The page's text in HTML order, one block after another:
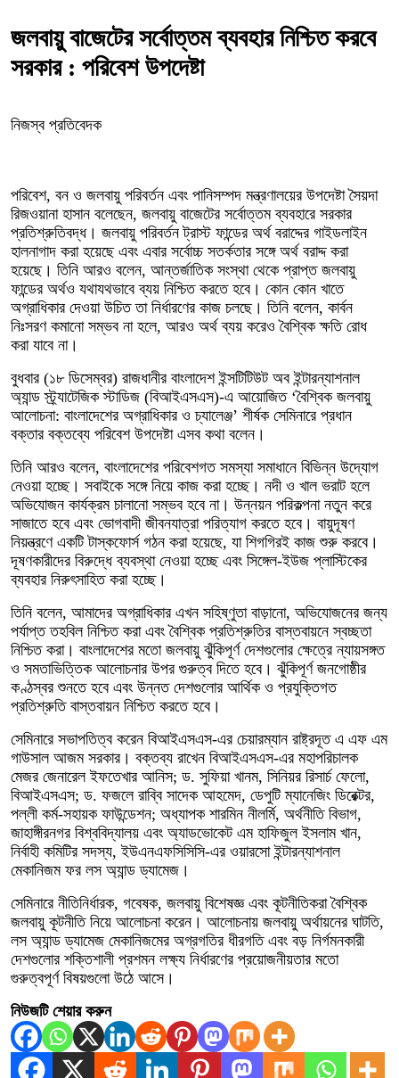
জলবায়ু বাজেটের সর্বোত্তম ব্যবহার নিশ্চিত করবে
সরকার : পরিবেশ উপদেষ্টা
নিজস্ব প্রতিবেদক
পরিবেশ, বন ও জলবায়ু পরিবর্তন এবং পানিসম্পদ মন্ত্রণালয়ের উপদেষ্টা সৈয়দা
রিজওয়ানা হাসান বলেছেন, জলবায়ু বাজেটের সর্বোত্তম ব্যবহারে সরকার
প্রতিশ্রুতিবদ্ধ। জলবায়ু পরিবর্তন ট্রাস্ট ফান্ডের অর্থ বরাদ্দের গাইডলাইন
হালনাগাদ করা হয়েছে এবং এবার সর্বোচ্চ সতর্কতার সঙ্গে অর্থ বরাদ্দ করা
হয়েছে। তিনি আরও বলেন, আন্তর্জাতিক সংস্থা থেকে প্রাপ্ত জলবায়ু
ফান্ডের অর্থও যথাযথভাবে ব্যয় নিশ্চিত করতে হবে। কোন কোন খাতে
অগ্রাধিকার দেওয়া উচিত তা নির্ধারণের কাজ চলছে। তিনি বলেন, কার্বন
নিঃসরণ কমানো সম্ভব না হলে, আরও অর্থ ব্যয় করেও বৈশ্বিক ক্ষতি রোধ
করা যাবে না।
বুধবার (১৮ ডিসেম্বর) রাজধানীর বাংলাদেশ ইন্সটিটিউট অব ইন্টারন্যাশনাল
অ্যান্ড স্ট্র্যাটেজিক স্টাডিজ (বিআইএসএস)-এ আয়োজিত ‘বৈশ্বিক জলবায়ু
আলোচনা: বাংলাদেশের অগ্রাধিকার ও চ্যালেঞ্জ’ শীর্ষক সেমিনারে প্রধান
বক্তার বক্তব্যে পরিবেশ উপদেষ্টা এসব কথা বলেন।
তিনি আরও বলেন, বাংলাদেশের পরিবেশগত সমস্যা সমাধানে বিভিন্ন উদ্যোগ
নেওয়া হচ্ছে। সবাইকে সঙ্গে নিয়ে কাজ করা হচ্ছে। নদী ও খাল ভরাট হলে
অভিযোজন কার্যক্রম চালানো সম্ভব হবে না। উন্নয়ন পরিকল্পনা নতুন করে
সাজাতে হবে এবং ভোগবাদী জীবনযাত্রা পরিত্যাগ করতে হবে। বায়ুদূষণ
নিয়ন্ত্রণে একটি টাস্কফোর্স গঠন করা হয়েছে, যা শিগগিরই কাজ শুরু করবে।
দূষণকারীদের বিরুদ্ধে ব্যবস্থা নেওয়া হচ্ছে এবং সিঙ্গেল-ইউজ প্লাস্টিকের
ব্যবহার নিরুৎসাহিত করা হচ্ছে।
তিনি বলেন, আমাদের অগ্রাধিকার এখন সহিষ্ণুতা বাড়ানো, অভিযোজনের জন্য
পর্যাপ্ত তহবিল নিশ্চিত করা এবং বৈশ্বিক প্রতিশ্রুতির বাস্তবায়নে স্বচ্ছতা
নিশ্চিত করা। বাংলাদেশের মতো জলবায়ু ঝুঁকিপূর্ণ দেশগুলোর ক্ষেত্রে ন্যায়সঙ্গত
ও সমতাভিত্তিক আলোচনার উপর গুরুত্ব দিতে হবে। ঝুঁকিপূর্ণ জনগোষ্ঠীর
কণ্ঠস্বর শুনতে হবে এবং উন্নত দেশগুলোর আর্থিক ও প্রযুক্তিগত
প্রতিশ্রুতি বাস্তবায়ন নিশ্চিত করতে হবে।
সেমিনারে সভাপতিত্ব করেন বিআইএসএস-এর চেয়ারম্যান রাষ্ট্রদূত এ এফ এম
গাউসাল আজম সরকার। বক্তব্য রাখেন বিআইএসএস-এর মহাপরিচালক
মেজর জেনারেল ইফতেখার আনিস; ড. সুফিয়া খানম, সিনিয়র রিসার্চ ফেলো,
বিআইএসএস; ড. ফজলে রাব্বি সাদেক আহমেদ, ডেপুটি ম্যানেজিং ডিরেক্টর,
পল্লী কর্ম-সহায়ক ফাউন্ডেশন; অধ্যাপক শারমিন নীলর্মি, অর্থনীতি বিভাগ,
জাহাঙ্গীরনগর বিশ্ববিদ্যালয় এবং অ্যাডভোকেট এম হাফিজুল ইসলাম খান,
নির্বাহী কমিটির সদস্য, ইউএনএফসিসিসি-এর ওয়ারসো ইন্টারন্যাশনাল
মেকানিজম ফর লস অ্যান্ড ড্যামেজ।
সেমিনারে নীতিনির্ধারক, গবেষক, জলবায়ু বিশেষজ্ঞ এবং কূটনীতিকরা বৈশ্বিক
জলবায়ু কূটনীতি নিয়ে আলোচনা করেন। আলোচনায় জলবায়ু অর্থায়নের ঘাটতি,
লস অ্যান্ড ড্যামেজ মেকানিজমের অগ্রগতির ধীরগতি এবং বড় নির্গমনকারী
দেশগুলোর শক্তিশালী প্রশমন লক্ষ্য নির্ধারণের প্রয়োজনীয়তার মতো
গুরুত্বপূর্ণ বিষয়গুলো উঠে আসে।
নিউজটি শেয়ার করুন